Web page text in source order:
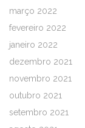
março 2022
fevereiro 2022
janeiro 2022
dezembro 2021
novembro 2021
outubro 2021
setembro 2021